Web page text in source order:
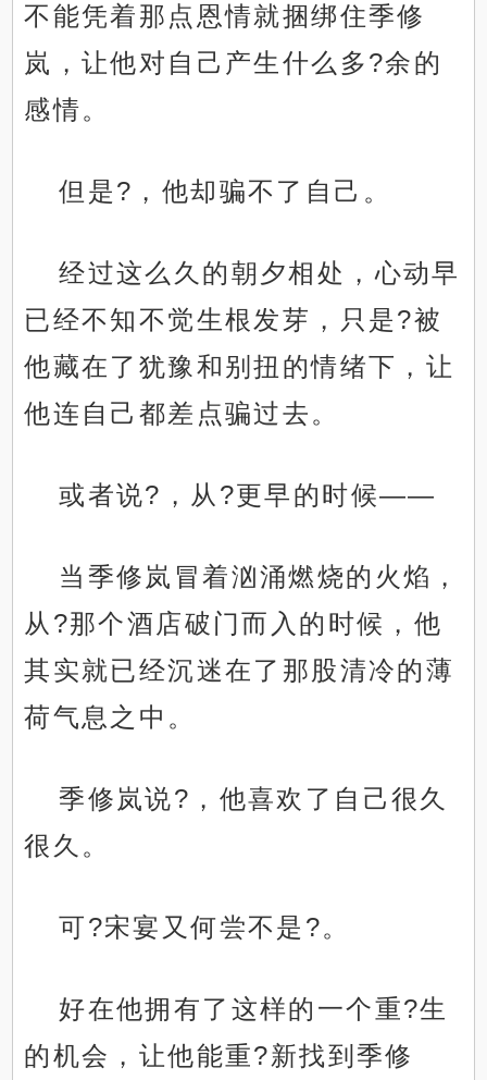
不能凭着那点恩情就捆绑住季修
岚，让他对自己产生什么多?余的
感情。
但是?，他却骗不了自己。
经过这么久的朝夕相处，心动早
已经不知不觉生根发芽，只是?被
他藏在了犹豫和别扭的情绪下，让
他连自己都差点骗过去。
或者说?，从?更早的时候——
当季修岚冒着汹涌燃烧的火焰，
从?那个酒店破门而入的时候，他
其实就已经沉迷在了那股清冷的薄
荷气息之中。
季修岚说?，他喜欢了自己很久
很久。
可?宋宴又何尝不是?。
好在他拥有了这样的一个重?生
的机会，让他能重?新找到季修